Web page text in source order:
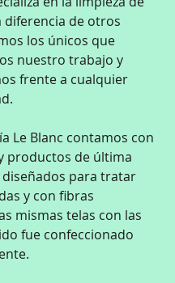
diferencia de otros
los únicos que
nuestro trabajo y
frente a cualquier
Le Blanc contamos con
productos de última
para tratar
y con fibras
mismas telas con las
fue confeccionado